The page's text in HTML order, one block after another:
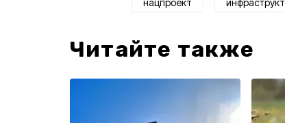
нацпроект
Читайте также